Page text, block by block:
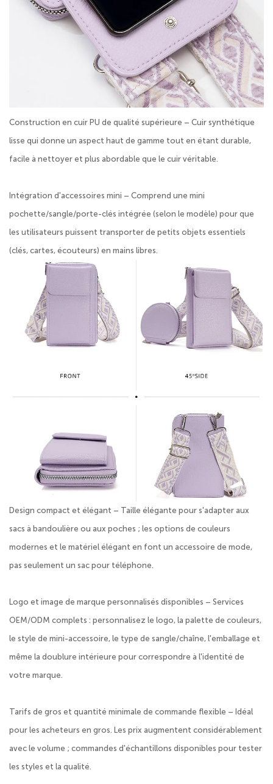
Construction en cuir PU de qualité supérieure – Cuir synthétique
lisse qui donne un aspect haut de gamme tout en étant durable,
facile à nettoyer et plus abordable que le cuir véritable.
Intégration d'accessoires mini – Comprend une mini
pochette/sangle/porte-clés intégrée (selon le modèle) pour que
les utilisateurs puissent transporter de petits objets essentiels
(clés, cartes, écouteurs) en mains libres.
Design compact et élégant – Taille élégante pour s'adapter aux
sacs à bandoulière ou aux poches ; les options de couleurs
modernes et le matériel élégant en font un accessoire de mode,
pas seulement un sac pour téléphone.
Logo et image de marque personnalisés disponibles – Services
OEM/ODM complets : personnalisez le logo, la palette de couleurs,
le style de mini-accessoire, le type de sangle/chaîne, l'emballage et
même la doublure intérieure pour correspondre à l'identité de
votre marque.
Tarifs de gros et quantité minimale de commande flexible – Idéal
pour les acheteurs en gros. Les prix augmentent considérablement
avec le volume ; commandes d'échantillons disponibles pour tester
les styles et la qualité.